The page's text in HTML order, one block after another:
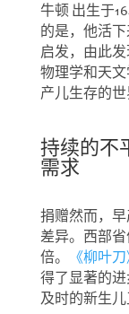
牛顿 出生于
的是，他活
启发，由此
物理学和天
产儿生存的世
持续的不
需求
捐赠然而，
差异。西部
倍。
《柳叶刀
得了显著的进
及时的新生儿